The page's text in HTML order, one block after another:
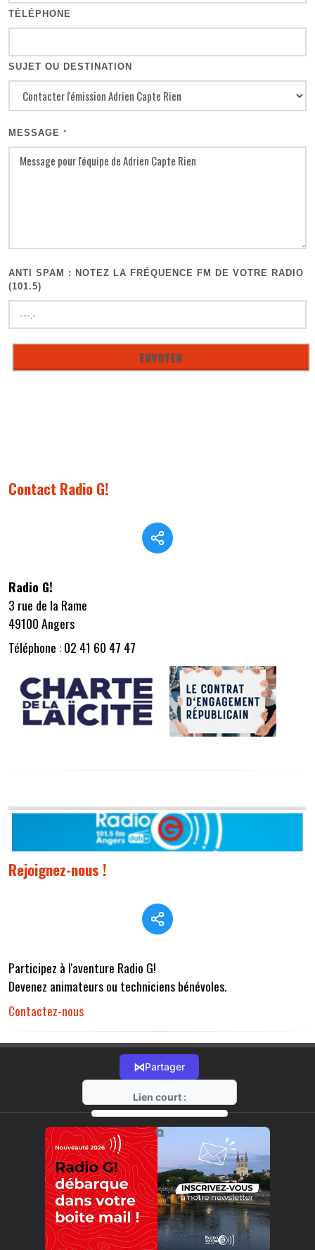
TÉLÉPHONE
SUJET OU DESTINATION
MESSAGE *
ANTI SPAM : NOTEZ LA FRÉQUENCE FM DE VOTRE RADIO
(101.5)
Contact Radio G!
Radio G!
3 rue de la Rame
49100 Angers
Téléphone : 02 41 60 47 47
Rejoignez-nous !
Participez à l'aventure Radio G!
Devenez animateurs ou techniciens bénévoles.
Contactez-nous
⋈Partager
Lien court :
https://radio-g.fr?r32
⧉